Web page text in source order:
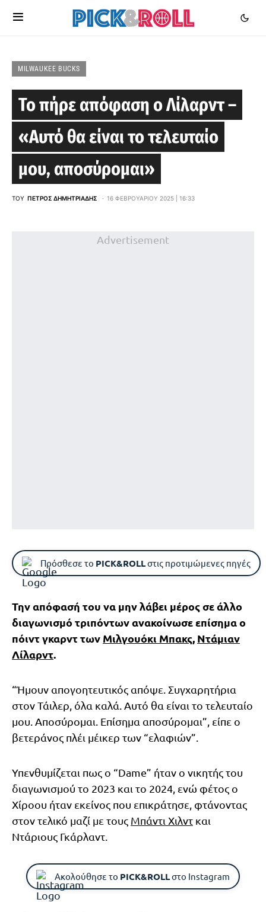
MILWAUKEE BUCKS
Το πήρε απόφαση ο Λίλαρντ –
«Αυτό θα είναι το τελευταίο
μου, αποσύρομαι»
ΤΟΥ ΠΈΤΡΟΣ ΔΗΜΗΤΡΙΆΔΗΣ 16 ΦΕΒΡΟΥΑΡΊΟΥ 2025 | 16:33
Advertisement
Πρόσθεσε το PICK&ROLLστις προτιμώμενες πηγές
Την απόφασή του να μην λάβει μέρος σε άλλο
διαγωνισμό τριπόντων ανακοίνωσε επίσημα ο
πόιντ γκαρντ των Μιλγουόκι Μπακς, Ντάμιαν
Λίλαρντ.
“Ήμουν απογοητευτικός απόψε. Συγχαρητήρια
στον Τάιλερ, όλα καλά. Αυτό θα είναι το τελευταίο
μου. Αποσύρομαι. Επίσημα αποσύρομαι”, είπε ο
βετεράνος πλέι μέικερ των “ελαφιών”.
Υπενθυμίζεται πως ο “Dame” ήταν ο νικητής του
διαγωνισμού το 2023 και το 2024, ενώ φέτος ο
Χίροου ήταν εκείνος που επικράτησε, φτάνοντας
στον τελικό μαζί με τους Μπάντι Χιλντ και
Ντάριους Γκάρλαντ.
Ακολούθησε το PICK&ROLLστο Instagram